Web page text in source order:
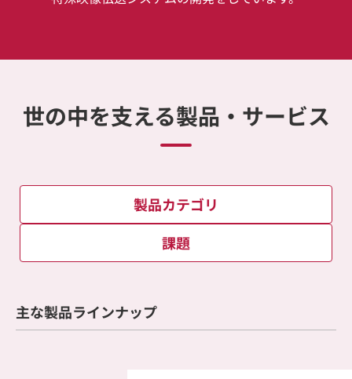
世の中を支える製品・サービス
製品カテゴリ
課題
主な製品ラインナップ